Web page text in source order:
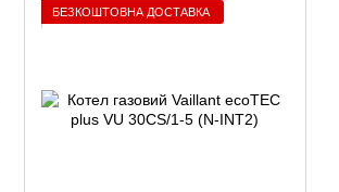
БЕЗКОШТОВНА ДОСТАВКА